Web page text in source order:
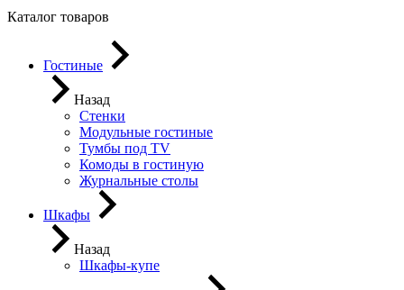
Каталог товаров
Гостиные
Назад
Стенки
Модульные гостиные
Тумбы под ТV
Комоды в гостиную
Журнальные столы
Шкафы
Назад
Шкафы-купе